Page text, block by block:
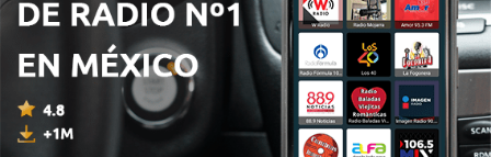
El Bueno,El Malo y El Feo
Cuernavaca Life Y Sus
Personajes